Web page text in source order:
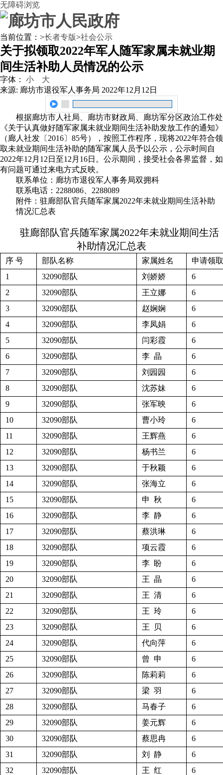
无障碍浏览
当前位置： >长者专版>社会公示
关于拟领取2022年军人随军家属未就业期
间生活补助人员情况的公示
字体： 小
大
来源: 廊坊市退役军人事务局 2022年12月12日
根据廊坊市人社局、廊坊市财政局、廊坊军分区政治工作处
《关于认真做好随军家属未就业期间生活补助发放工作的通知》
（廊人社发〔2016〕85号），按照工作程序，现将2022年符合领
取未就业期间生活补助的随军家属人员予以公示，公示时间自
2022年12月12日至12月16日。公示期间，接受社会各界监督，如
有问题可通过来电方式反映。
联系单位：廊坊市退役军人事务局双拥科
联系电话：2288086、2288089
附件：驻廊部队官兵随军家属2022年未就业期间生活补助
情况汇总表
驻廊部队官兵随军家属2022年未就业期间生活
补助情况汇总表
序 号 部队名称 家属姓名
申请领
1
32090部队 刘娇娇
6
2
32090部队 王立娜
6
3
32090部队 赵娴娴
6
4
32090部队 李凤娟
6
5
32090部队 闫彩霞
6
6
32090部队 李 晶
6
7
32090部队 刘园园
6
8
32090部队 沈苏妹
6
9
32090部队 张军映
6
10
32090部队 曹小玲
6
11
32090部队 王辉燕
6
12
32090部队 杨书兰
6
13
32090部队 于秋颖
6
14
32090部队 张海立
6
15
32090部队 申 秋
6
16
32090部队 李 静
6
17
32090部队 蔡洪琳
6
18
32090部队 项云霞
6
19
32090部队 李 盼
6
20
32090部队 王 晶
6
21
32090部队 王 清
6
22
32090部队 王 玲
6
23
32090部队 王 贝
6
24
32090部队 代向萍
6
25
32090部队 曾 申
6
26
32090部队 陈莉莉
6
27
32090部队 梁 羽
6
28
32090部队 马春子
6
29
32090部队 姜元辉
6
30
32090部队 蔡思冉
6
31
32090部队 刘 静
6
32
32090部队 王 红
6